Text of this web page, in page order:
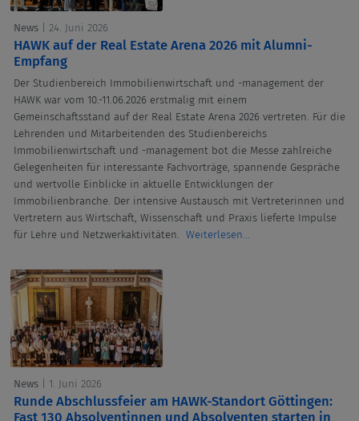
News | 24. Juni 2026
HAWK auf der Real Estate Arena 2026 mit Alumni-
Empfang
Der Studienbereich Immobilienwirtschaft und -management der
HAWK war vom 10.-11.06.2026 erstmalig mit einem
Gemeinschaftsstand auf der Real Estate Arena 2026 vertreten. Für die
Lehrenden und Mitarbeitenden des Studienbereichs
Immobilienwirtschaft und -management bot die Messe zahlreiche
Gelegenheiten für interessante Fachvorträge, spannende Gespräche
und wertvolle Einblicke in aktuelle Entwicklungen der
Immobilienbranche. Der intensive Austausch mit Vertreterinnen und
Vertretern aus Wirtschaft, Wissenschaft und Praxis lieferte Impulse
für Lehre und Netzwerkaktivitäten. Weiterlesen...
News | 1. Juni 2026
Runde Abschlussfeier am HAWK-Standort Göttingen:
Fast 130 Absolventinnen und Absolventen starten in